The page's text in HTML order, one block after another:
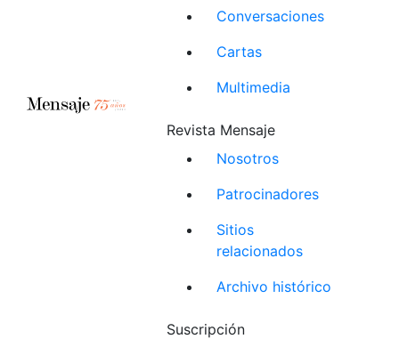
Conversaciones
Cartas
Multimedia
Revista Mensaje
Nosotros
Patrocinadores
Sitios
relacionados
Archivo histórico
Suscripción